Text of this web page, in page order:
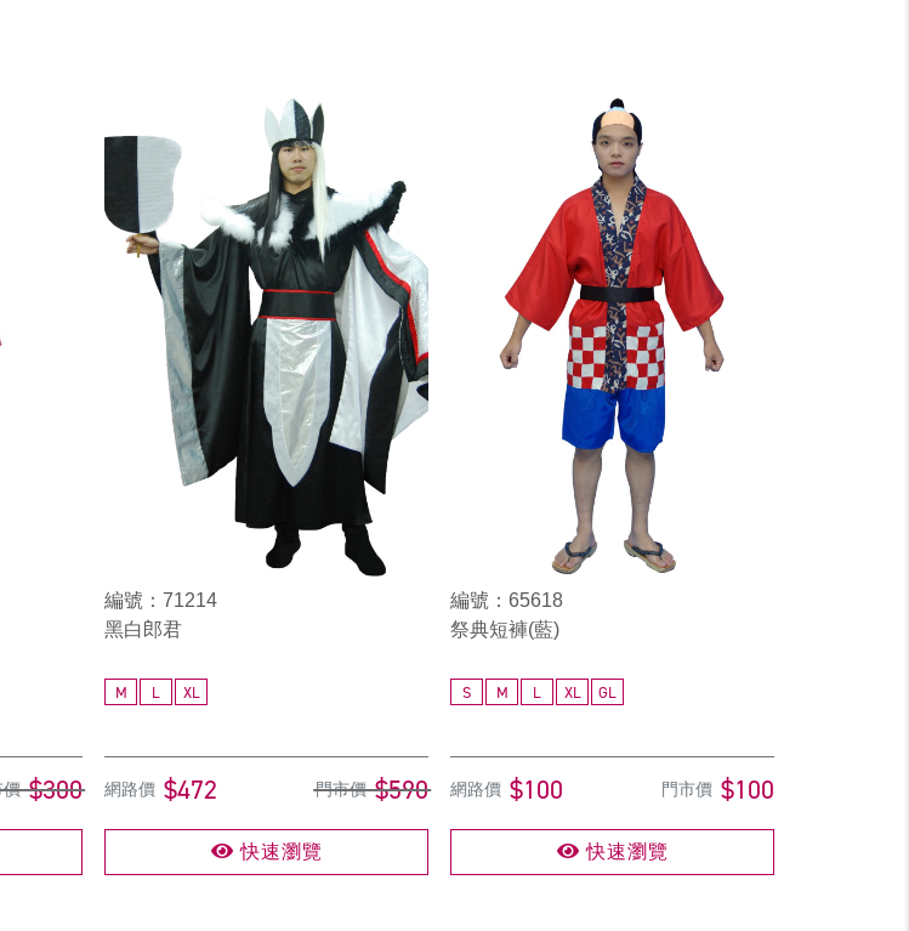
價 $300
編號：71214
黑白郎君
M L XL
網路價 $472 門市價 $590
快速瀏覽
編號：65618
祭典短褲(藍)
S M L XL GL
網路價 $100 門市價 $100
快速瀏覽